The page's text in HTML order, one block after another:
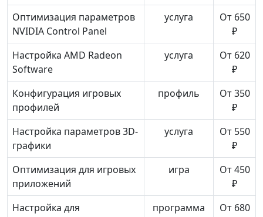
Оптимизация параметров
NVIDIA Control Panel
услуга
От 650
₽
Настройка AMD Radeon
Software
услуга
От 620
₽
Конфигурация игровых
профилей
профиль
От 350
₽
Настройка параметров 3D-
графики
услуга
От 550
₽
Оптимизация для игровых
приложений
игра
От 450
₽
Настройка для
программа
От 680